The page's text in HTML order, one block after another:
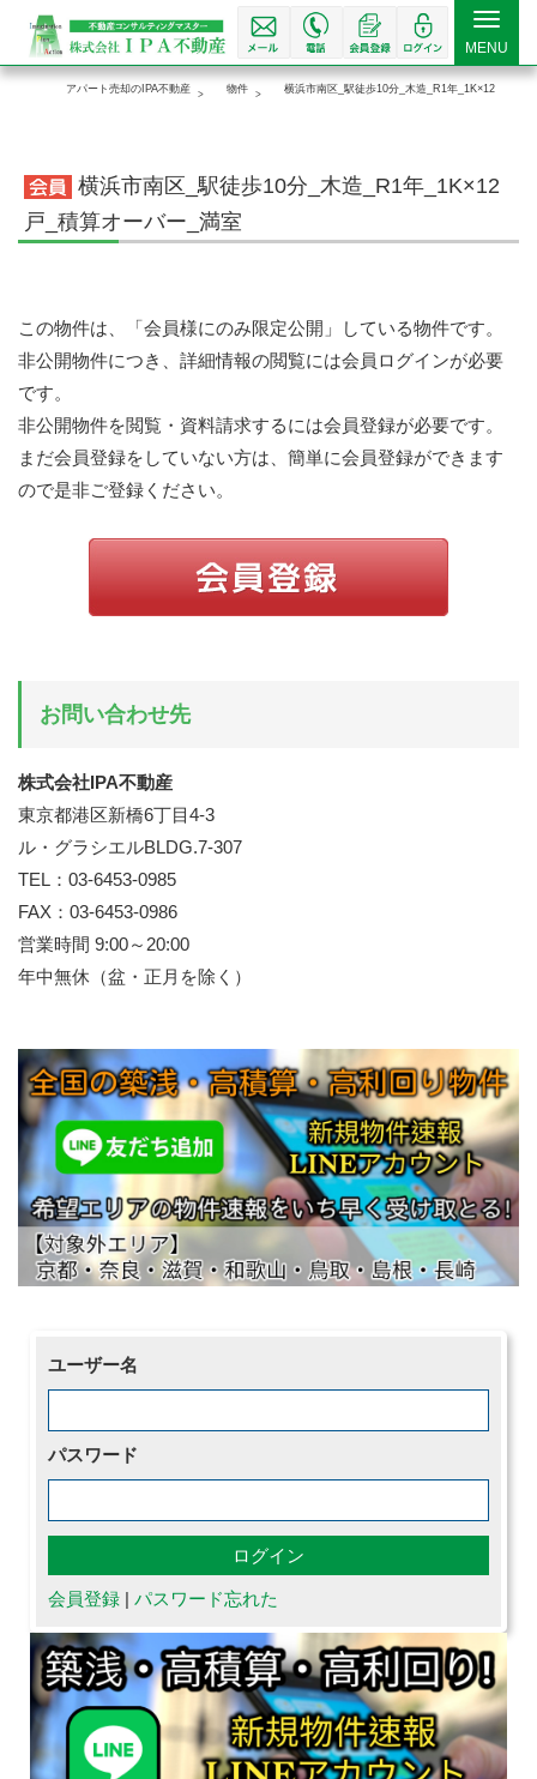
Toggle
MENU
アパート売却のIPA不動産 物件 横浜市南区_駅徒歩10分_木造_R1年_1K×12戸_積算
横浜市南区_駅徒歩10分_木造_R1年_1K×12
戸_積算オーバー_満室
この物件は、「会員様にのみ限定公開」している物件です。
非公開物件につき、詳細情報の閲覧には会員ログインが必要
です。
非公開物件を閲覧・資料請求するには会員登録が必要です。
まだ会員登録をしていない方は、簡単に会員登録ができます
ので是非ご登録ください。
お問い合わせ先
株式会社IPA不動産
東京都港区新橋6丁目4-3
ル・グラシエルBLDG.7-307
TEL：03-6453-0985
FAX：03-6453-0986
営業時間 9:00～20:00
年中無休（盆・正月を除く）
ユーザー名
パスワード
会員登録 | パスワード忘れた